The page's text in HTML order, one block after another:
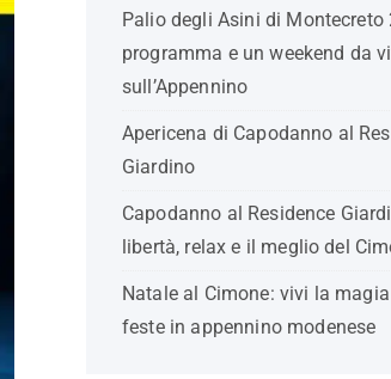
Palio degli Asini di Montecreto
programma e un weekend da
sull’Appennino
Apericena di Capodanno al
Giardino
Capodanno al Residence
libertà, relax e il meglio del
Natale al Cimone: vivi la
feste in appennino modenese